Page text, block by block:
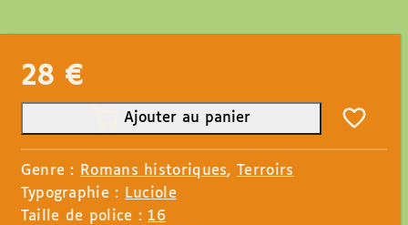
28 €
Ajouter au panier
Genre : Romans historiques,Terroirs
Typographie : Luciole
Taille de police : 16